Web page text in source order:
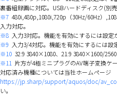
裏番組録画に対応。USBハードディスク(別売
※7 480i,480p,1080i,720p（30Hz/60Hz）
入力対応。
※8 入力3対応。機能を有効にするには設定
※9 入力3/4対応。機能を有効にするには設
※10 32:9 3840×1080、21:9 3840×1600/
※11 片方が4極ミニプラグのAV端子変換ケ
対応済み機種については当社ホームページ
https://jp.sharp/support/aquos/doc/
い。